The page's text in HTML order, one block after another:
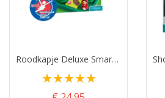
Roodkapje Deluxe SmartGames
Waardering:
100%